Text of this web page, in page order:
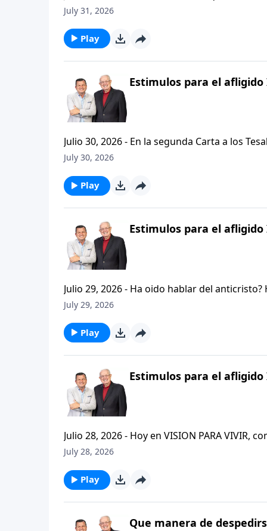
problemas, buscando empaquetar nuestros problemas en
respuestas a nuestros dilemas con esta serie
July 31, 2026
Play
Estimulos para el
Julio 30, 2026 - En la segunda Carta a los
permanezcan firmes y aferrados a las
del mensaje que comenzamos hace un par
July 30, 2026
Play
Estimulos para el
Julio 29, 2026 - Ha oido hablar del
que se refiere la Biblia cuando usa la palabra
capitulo de 2 Tesalonicenses y escuchemos
AFLIGIDO.
July 29, 2026
Play
Estimulos para el afligido
Julio 28, 2026 - Hoy en VISION PARA
CRISTIANISMO FIRME: UN ESTUDIO DE 2
el pastor Carlos A. Zazueta titulo: "ESTIMULOS
July 28, 2026
Play
Que manera de